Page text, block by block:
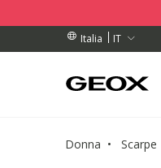
Italia
IT
SUPERIORI A 99,00 €
RITIRO VICINO A TE.
SUPERIORI A 99,00 €
Donna Scarpe